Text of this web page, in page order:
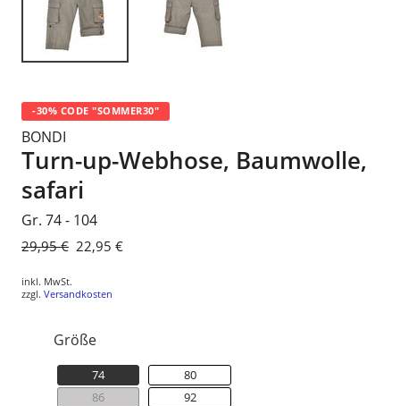
-30% CODE "SOMMER30"
BONDI
Turn-up-Webhose, Baumwolle,
safari
Gr. 74 - 104
Normaler
29,95 € Sonderpreis
22,95 €
inkl. MwSt.
zzgl. Versandkosten
Größe
74
80
86
92